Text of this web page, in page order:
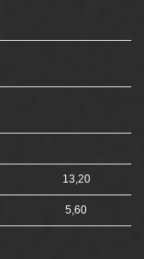
13,20
5,60